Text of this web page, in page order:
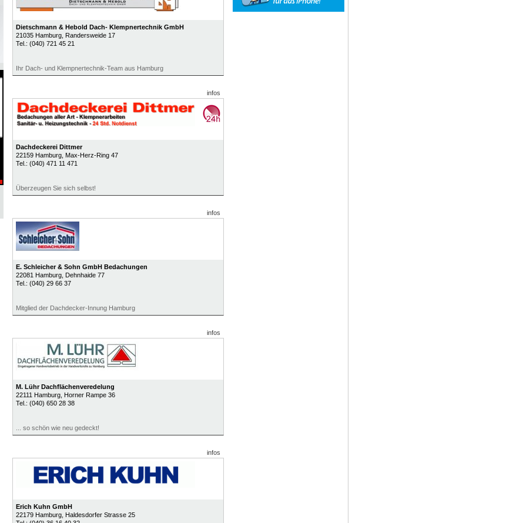
Dietschmann & Hebold Dach- Klempnertechnik GmbH
21035 Hamburg, Randersweide 17
Tel.: (040) 721 45 21
Ihr Dach- und Klempnertechnik-Team aus Hamburg
infos
Dachdeckerei Dittmer
22159 Hamburg, Max-Herz-Ring 47
Tel.: (040) 471 11 471
Überzeugen Sie sich selbst!
infos
E. Schleicher & Sohn GmbH Bedachungen
22081 Hamburg, Dehnhaide 77
Tel.: (040) 29 66 37
Mitglied der Dachdecker-Innung Hamburg
infos
M. Lühr Dachflächenveredelung
22111 Hamburg, Horner Rampe 36
Tel.: (040) 650 28 38
... so schön wie neu gedeckt!
infos
Erich Kuhn GmbH
22179 Hamburg, Haldesdorfer Strasse 25